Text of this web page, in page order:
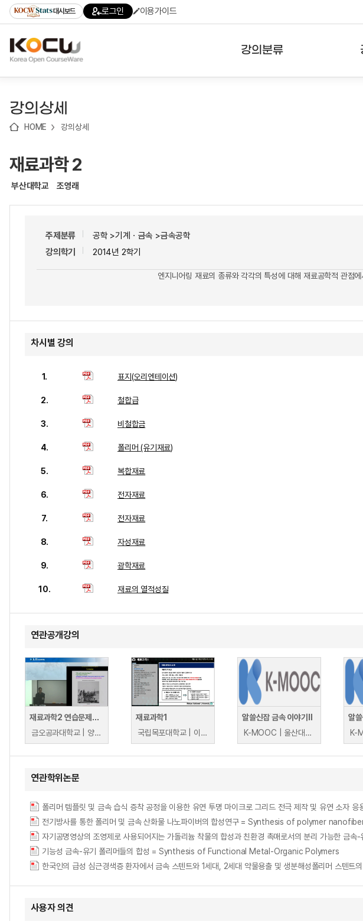
기
기
기
content)
가
대시보드 로그인 이용가이드
강의분류
강의상세
HOME 강의상세
재료과학 2
부산대학교 조영래
주제분류
공학 >기계ㆍ금속 >금속공학
강의학기
2014년 2학기
엔지니어링 재료의 종류와 각각의 특성에 대해 재료공학적 관점
차시별 강의
1. 표지(오리엔테이션)
2. 철합급
3. 비철합금
4. 폴리머 (유기재료)
5. 복합재료
6. 전자재료
7. 전자재료
8. 자성재료
9. 광학재료
10. 재료의 열적성질
연관공개강의
재료과학2 연습문제풀이 및 보충강의
금오공과대학교 | 양비룡
재료과학1
국립목포대학교 | 이성희
알쓸신잡 금속 이야기Ⅱ
K-MOOC | 울산대학교 신상용
알쓸
연관학위논문
전기방사를 통한 폴리머 및 금속 산화물 나노파이버의 합성연구 = Synthesis of polymer
자기공명영상의 조영제로 사용되어지는 가돌리늄 착물의 합성과 친환경 촉매로서의 분리 가
기능성 금속-유기 폴리머들의 합성 = Synthesis of Functional Metal-Organic Polymers
사용자 의견